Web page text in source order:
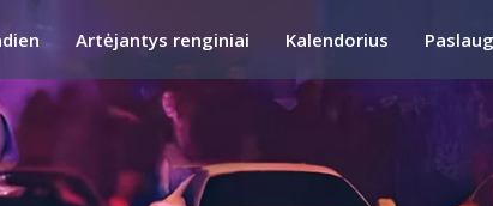
Artėjantys renginiai Kalendorius